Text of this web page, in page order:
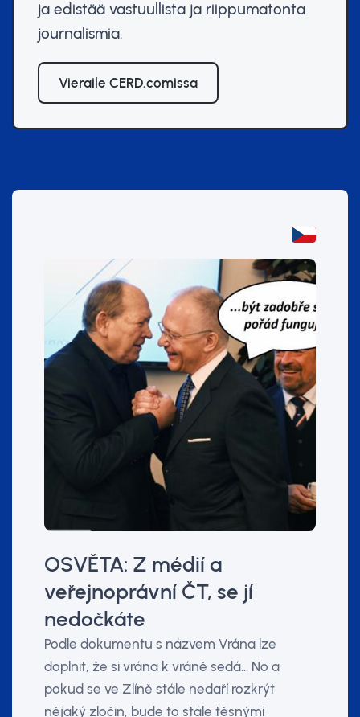
ja edistää vastuullista ja riippumatonta
journalismia.
Vieraile CERD.comissa
OSVĚTA: Z médií a
veřejnoprávní ČT, se jí
nedočkáte
Podle dokumentu s názvem Vrána lze
doplnit, že si vrána k vráně sedá... No a
pokud se ve Zlíně stále nedaří rozkrýt
nějaký zločin, bude to stále těsnými